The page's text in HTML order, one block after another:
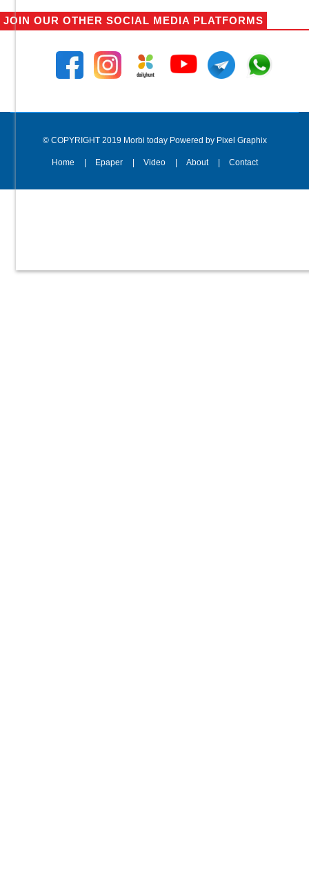
JOIN OUR OTHER SOCIAL MEDIA PLATFORMS
© COPYRIGHT 2019 Morbi today Powered by Pixel Graphix
Home Epaper Video About Contact